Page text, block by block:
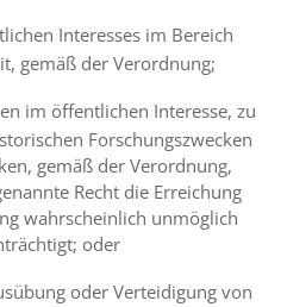
Interesses im Bereich
gemäß der Verordnung;
im öffentlichen Interesse, zu
Forschungszwecken
gemäß der Verordnung,
Recht die Erreichung
wahrscheinlich unmöglich
oder
oder Verteidigung von